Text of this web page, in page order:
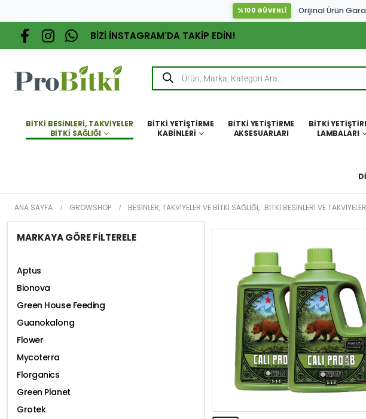
%100 GÜVENLİ Orijinal Ürün
BİZİ İNSTAGRAM'DA TAKİP EDİN!
BITKI BESINLERI, TAKVIYELER
BITKI SAĞLIĞI
BITKI YETIŞTIRME
KABINLERI
BITKI YETIŞTIRME
AKSESUARLARI
BITKI
LAMBALARI
ANA SAYFA GROWSHOP BESINLER, TAKVIYELER VE BITKI SAĞLIĞI, BITKI BESINLERI VE
MARKAYA GÖRE FİLTERELE
Aptus
Bionova
Green House Feeding
Guanokalong
Flower
Mycoterra
Florganics
Green Planet
Grotek